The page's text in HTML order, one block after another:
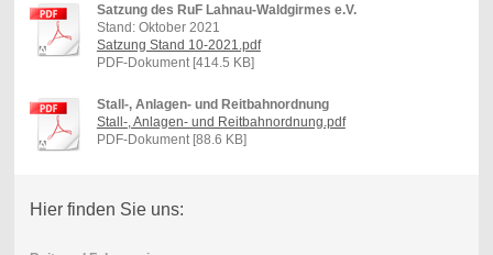
Satzung des RuF Lahnau-Waldgirmes e.V.
Stand: Oktober 2021
Satzung Stand 10-2021.pdf
PDF-Dokument [414.5 KB]
Stall-, Anlagen- und Reitbahnordnung
Stall-, Anlagen- und Reitbahnordnung.pdf
PDF-Dokument [88.6 KB]
Hier finden Sie uns: